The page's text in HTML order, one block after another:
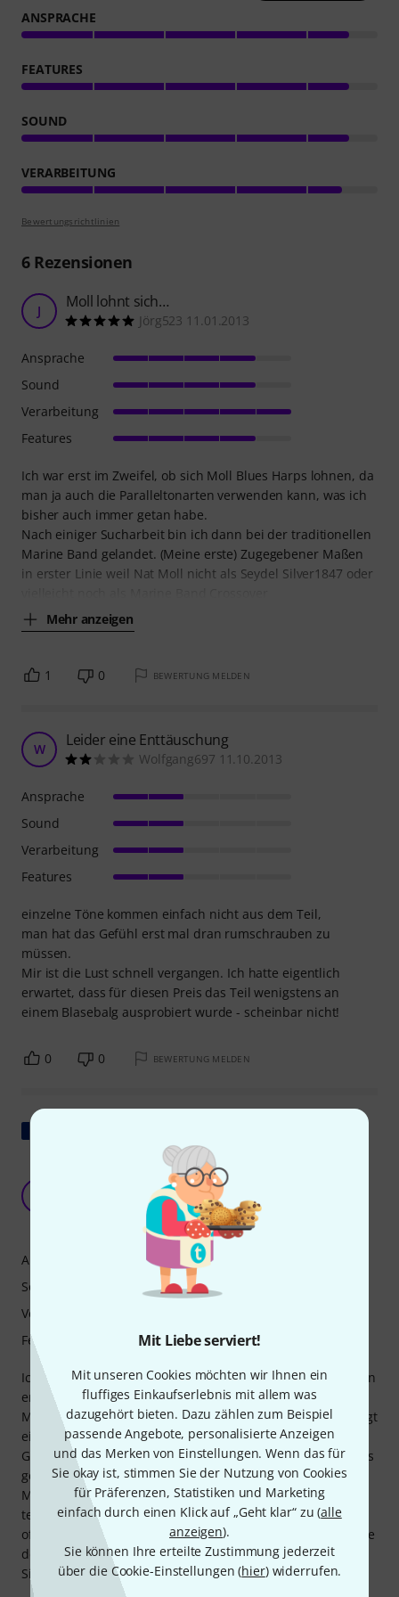
Mit Liebe serviert!
Mit unseren Cookies möchten wir Ihnen ein
fluffiges Einkaufserlebnis mit allem was
dazugehört bieten. Dazu zählen zum Beispiel
passende Angebote, personalisierte Anzeigen
und das Merken von Einstellungen. Wenn das für
Sie okay ist, stimmen Sie der Nutzung von Cookies
für Präferenzen, Statistiken und Marketing
einfach durch einen Klick auf „Geht klar“ zu (alle
anzeigen).
Sie können Ihre erteilte Zustimmung jederzeit
über die Cookie-Einstellungen (hier) widerrufen.
ANSPRACHE
FEATURES
SOUND
VERARBEITUNG
Bewertungsrichtlinien
6Rezensionen
J Moll lohnt sich…
Jörg523 11.01.2013
Ich war erst im Zweifel, ob sich Moll Blues Harps lohnen, da
man ja auch die Paralleltonarten verwenden kann, was ich
bisher auch immer getan habe.
Nach einiger Sucharbeit bin ich dann bei der traditionellen
Marine Band gelandet. (Meine erste) Zugegebener Maßen
in erster Linie weil Nat Moll nicht als Seydel Silver1847 oder
Mehr anzeigen
Ansprache
Sound
Verarbeitung
Features
1 0 BEWERTUNG MELDEN
W Leider eine Enttäuschung
Wolfgang697 11.10.2013
einzelne Töne kommen einfach nicht aus dem Teil,
man hat das Gefühl erst mal dran rumschrauben zu
müssen.
Mir ist die Lust schnell vergangen. Ich hatte eigentlich
erwartet, dass für diesen Preis das Teil wenigstens an
einem Blasebalg ausprobiert wurde - scheinbar nicht!
Ansprache
Sound
Verarbeitung
Features
0 0 BEWERTUNG MELDEN
Marinekapelle, natürlich!
Thierry \\\\\\\\\\\\\\\\\\\\\\\\\\\\\\\\\\\\\\\\\\\\\\\\\\\\\\\\
Ich werde Ihnen jetzt keine Theoriestunde geben und Ihnen
erklären, in welchen Tonarten Sie eine E-Moll-
Mundharmonika spielen können. Aber Sie sollten unbedingt
eine in Ihrer Sammlung haben. Warum eine Marine Band?
Ganz einfach, weil sie die weltweit am häufigsten von Profis
gespielte Mundharmonika ist. Es gibt zwar ausgefeiltere
Mundharmonikas aus feineren Materialien, die deutlich
teurer sind. Aber wenn man viel spielt, wechselt man sie
oft. Deshalb bevorzugt man etwas Preiswerteres. Wollen Sie
den Sound Ihres Lieblings-Bluesmusikers? Recherchieren
Sie ein bisschen. Er spielt eine Marine Band.
Ansprache
Sound
Verarbeitung
Features